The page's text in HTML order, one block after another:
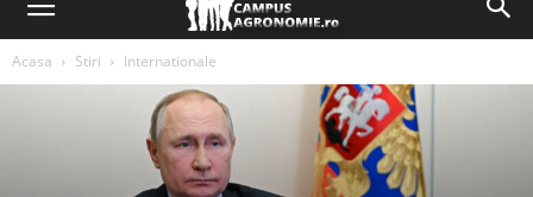
Acasa Stiri Internationale